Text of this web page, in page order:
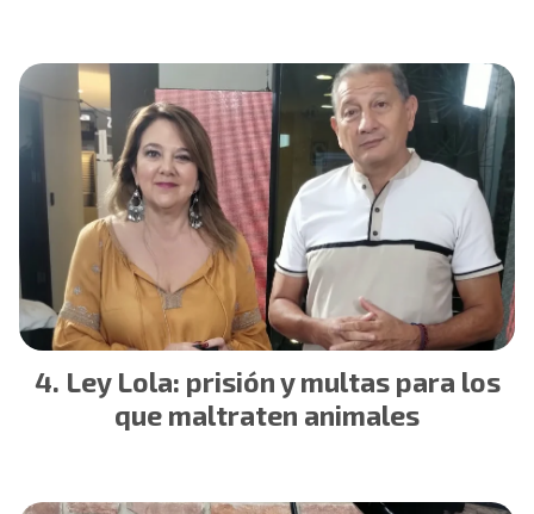
Ley Lola: prisión y multas para los
que maltraten animales